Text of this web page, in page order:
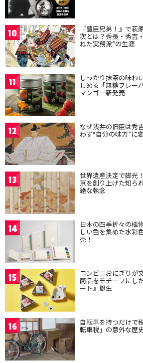
10 『豊臣兄弟！』で萩
次とは？秀長・秀吉
ねた実務派”の生涯
11 しっかり抹茶の味わ
しめる「無糖フレー
マンゴー新発売
12 なぜ浅井の旧臣は秀
わず“自分の味方”に
13 世界遺産決定で脚光
京を創り上げた知ら
絶な執念
14 日本の四季折々の植
しい色を集めた水彩
売！
15 コンビニおにぎりが
商品をモチーフにし
ート』誕生
16 自転車を持つだけで
転車税」の意外な歴